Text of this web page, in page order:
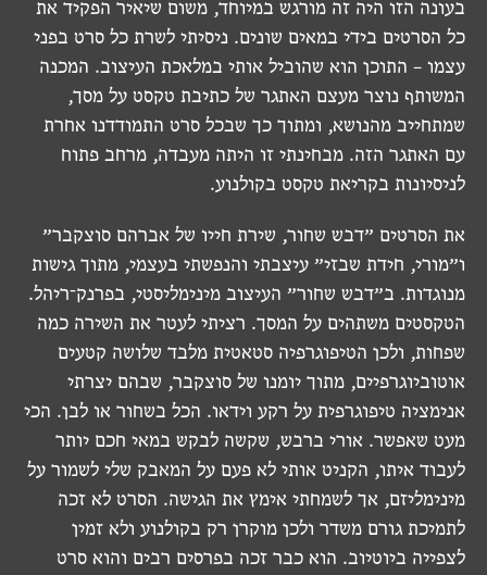
בעונה הזו היה זה מורגש במיוחד, משום שיאיר הפקיד את
כל הסרטים בידי במאים שונים. ניסיתי לשרת כל סרט בפני
עצמו – התוכן הוא שהוביל אותי במלאכת העיצוב. המכנה
המשותף נוצר מעצם האתגר של כתיבת טקסט על מסך,
שמתחייב מהנושא, ומתוך כך שבכל סרט התמודדנו אחרת
עם האתגר הזה. מבחינתי זו היתה מעבדה, מרחב פתוח
לניסיונות בקריאת טקסט בקולנוע.
את הסרטים ״דבש שחור, שירת חייו של אברהם סוצקבר״
ו״מורי, חידת שבזי״ עיצבתי והנפשתי בעצמי, מתוך גישות
מנוגדות. ב״דבש שחור״ העיצוב מינימליסטי, בפרנק־ריהל.
הטקסטים משתהים על המסך. רציתי לעטר את השירה כמה
שפחות, ולכן הטיפוגרפיה סטאטית מלבד שלושה קטעים
אוטוביוגרפיים, מתוך יומנו של סוצקבר, שבהם יצרתי
אנימציה טיפוגרפית על רקע וידאו. הכל בשחור או לבן. הכי
מעט שאפשר. אורי ברבש, שקשה לבקש במאי חכם יותר
לעבוד איתו, הקניט אותי לא פעם על המאבק שלי לשמור על
מינימליזם, אך לשמחתי אימץ את הגישה. הסרט לא זכה
לתמיכת גורם משדר ולכן מוקרן רק בקולנוע ולא זמין
לצפייה ביוטיוב. הוא כבר זכה בפרסים רבים והוא סרט